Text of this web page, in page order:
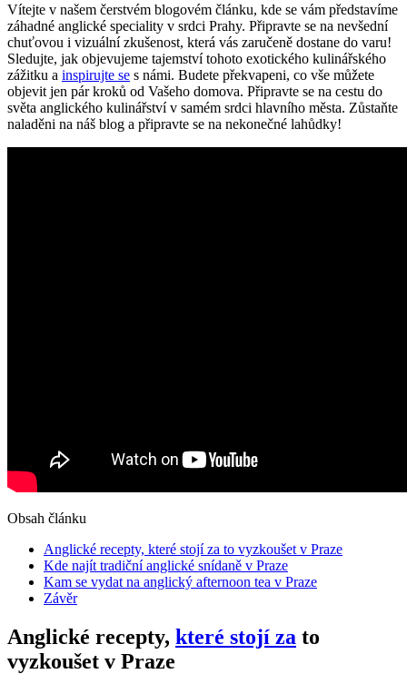
Vítejte v našem čerstvém blogovém článku, kde se vám představíme
záhadné anglické speciality v srdci Prahy. Připravte se na nevšední
chuťovou i vizuální zkušenost, která vás zaručeně dostane do varu!
Sledujte, jak objevujeme tajemství tohoto exotického kulinářského
zážitku a inspirujte se s námi. Budete překvapeni, co vše můžete
objevit jen pár kroků od Vašeho domova. Připravte se na cestu do
světa anglického kulinářství v samém srdci hlavního města. Zůstaňte
naladěni na náš blog a připravte se na nekonečné lahůdky!
Obsah článku
Anglické recepty, které stojí za to vyzkoušet v Praze
Kde najít tradiční anglické snídaně v Praze
Kam se vydat na anglický afternoon tea v Praze
Závěr
Anglické recepty, které stojí za to
vyzkoušet v Praze